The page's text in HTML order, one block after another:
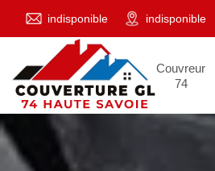
indisponible indisponible
Couvreur
74